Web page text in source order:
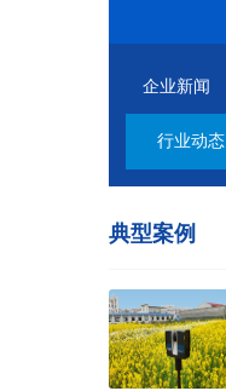
企业新闻
行业动态
典型案例